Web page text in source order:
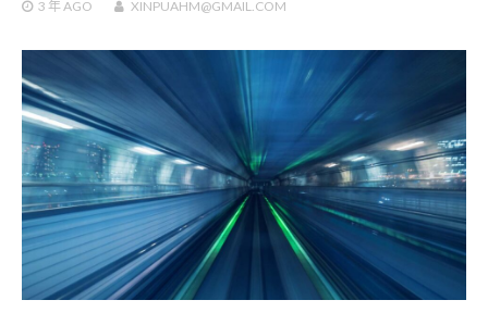
3 年 AGO XINPUAHM@GMAIL.COM